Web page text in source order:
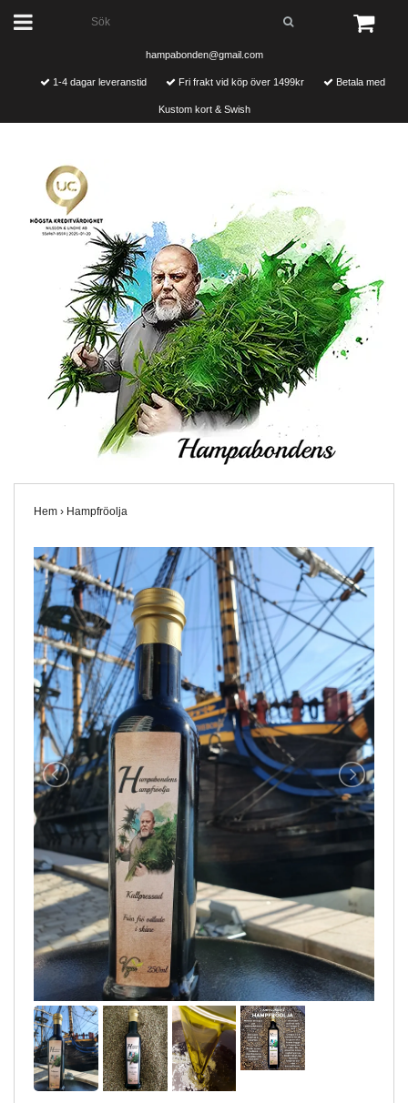
hampabonden@gmail.com
1-4 dagar leveranstid Fri frakt vid köp över 1499kr Betala med
Kustom kort & Swish
Hem › Hampfröolja